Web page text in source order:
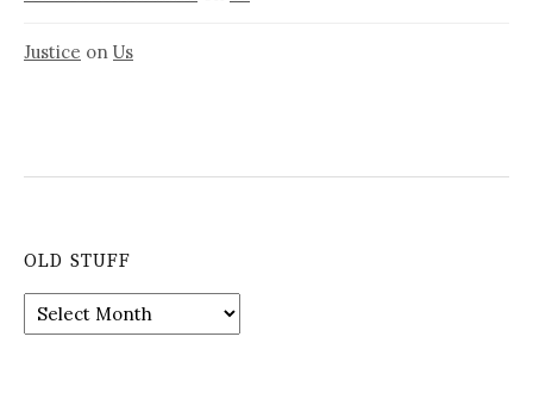
Justice on Us
OLD STUFF
Old
stuff